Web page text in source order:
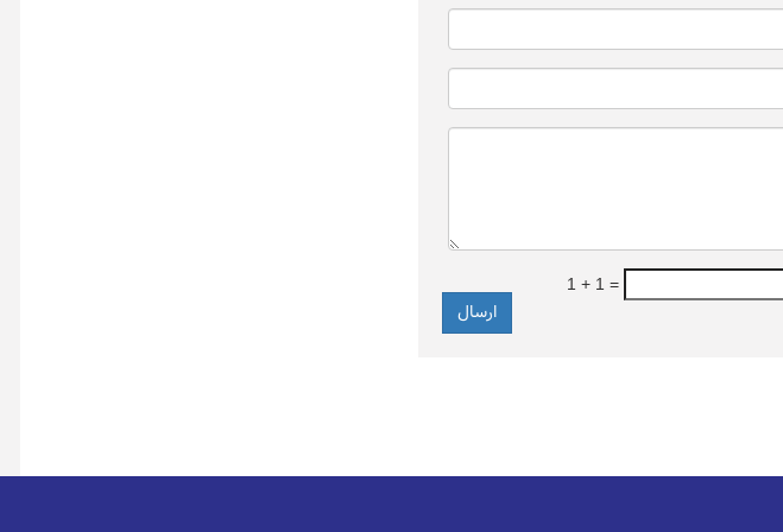
1 + 1 =